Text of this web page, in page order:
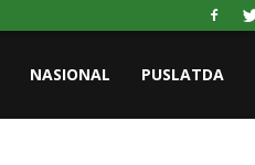
NASIONAL PUSLATDA